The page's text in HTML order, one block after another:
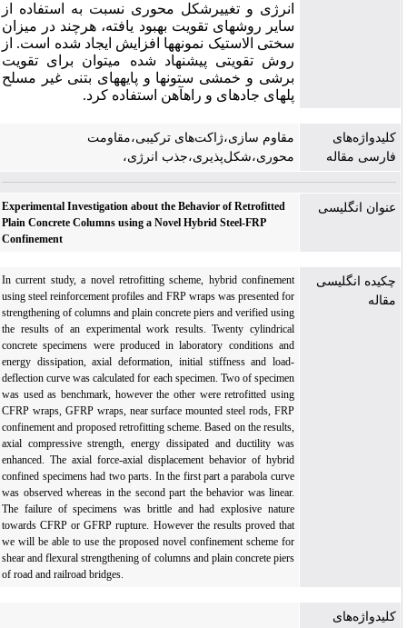
انرژی و تغییرشکل محوری نسبت به استفاده از
سایر روش­های تقویت بهبود یافته، هرچند در میزان
سختی الاستیک نمونه­ها افزایش ایجاد شده است. از
روش تقویتی پیشنهاد شده می­توان برای تقویت
برشی و خمشی ستون­ها و پایه­های بتنی غیر مسلح
پل­های جاده­ای و راه­آهن استفاده کرد.
کلیدواژه‌های
فارسی مقاله
مقاوم سازی،ژاکت‌های ترکیبی،مقاومت
محوری،شکل‌پذیری،جذب انرژی،
عنوان انگلیسی
Experimental Investigation about the Behavior of Retrofitted
Plain Concrete Columns using a Novel Hybrid Steel-FRP
Confinement
چکیده انگلیسی
مقاله
In current study, a novel retrofitting scheme, hybrid confinement
using steel reinforcement profiles and FRP wraps was presented for
strengthening of columns and plain concrete piers and verified using
the results of an experimental work results. Twenty cylindrical
concrete specimens were produced in laboratory conditions and
energy dissipation, axial deformation, initial stiffness and load-
deflection curve was calculated for each specimen. Two of specimen
was used as benchmark, however the other were retrofitted using
CFRP wraps, GFRP wraps, near surface mounted steel rods, FRP
confinement and proposed retrofitting scheme. Based on the results,
axial compressive strength, energy dissipated and ductility was
enhanced. The axial force-axial displacement behavior of hybrid
confined specimens had two parts. In the first part a parabola curve
was observed whereas in the second part the behavior was linear.
The failure of specimens was brittle and had explosive nature
towards CFRP or GFRP rupture. However the results proved that
we will be able to use the proposed novel confinement scheme for
shear and flexural strengthening of columns and plain concrete piers
of road and railroad bridges.
کلیدواژه‌های